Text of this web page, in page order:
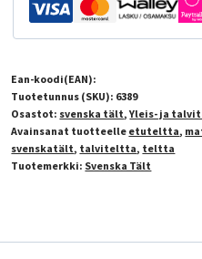
Ean-koodi(EAN):
Tuotetunnus (SKU): 6389
Osastot: svenska tält,Yleis- ja
Avainsanat tuotteelle etuteltta,
svenskatält, talviteltta, teltta
Tuotemerkki: Svenska Tält